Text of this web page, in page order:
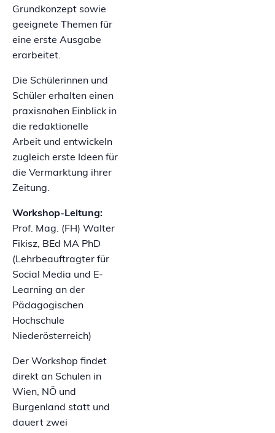
Grundkonzept sowie
geeignete Themen für
eine erste Ausgabe
erarbeitet.
Die Schülerinnen und
Schüler erhalten einen
praxisnahen Einblick in
die redaktionelle
Arbeit und entwickeln
zugleich erste Ideen für
die Vermarktung ihrer
Zeitung.
Workshop-Leitung:
Prof. Mag. (FH) Walter
Fikisz, BEd MA PhD
(Lehrbeauftragter für
Social Media und E-
Learning an der
Pädagogischen
Hochschule
Niederösterreich)
Der Workshop findet
direkt an Schulen in
Wien, NÖ und
Burgenland statt und
dauert zwei